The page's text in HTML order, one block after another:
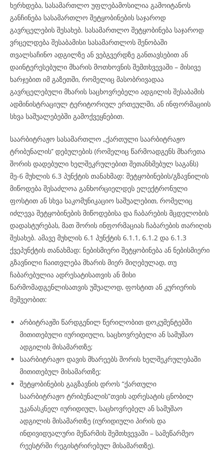
ხერხდება, სასამართლო უფლებამოსილია გამოიტანოს
განჩინება სასამართლო შეტყობინების საჯაროდ
გავრცელების შესახებ. სასამართლო შეტყობინება საჯაროდ
ვრცელდება შესაბამისი სასამართლოს შენობაში
თვალსაჩინო ადგილზე ან ვებგვერდზე განთავსებით ან
დაინტერესებული მხარის მოთხოვნის შემთხვევაში – მისივე
ხარჯებით იმ გაზეთში, რომელიც მასობრივადაა
გავრცელებული მხარის საცხოვრებელი ადგილის შესაბამის
ადმინისტრაციულ ტერიტორიულ ერთეულში, ან ინფორმაციის
სხვა საშუალებებში გამოქვეყნებით.
საარბიტრაჟო სასამართლო ,,ქართული საარბიტრაჟო
ტრიბუნალის’’ დებულების (რომელიც წარმოადგენს მხარეთა
შორის დადებული ხელშეკრულებით შეთანხმებულ საგანს)
მე-6 მუხლის 6.3 პუნქტის თანახმად: შეტყობინების/გზავნილის
მიწოდება შესაძლოა განხორციელდეს ელექტრონული
ფოსტით ან სხვა საკომუნიკაციო საშუალებით, რომელიც
იძლევა შეტყობინების მიწოდებისა და ჩაბარების მცდელობის
დადასტურებას, მათ შორის ინფორმაციას ჩაბარების თარიღის
შესახებ. ამავე მუხლის 6.1 პუნქტის 6.1.1, 6.1.2 და 6.1.3
ქვეპუნქტის თანახმად: ნებისმიერი შეტყობინება ან ნებისმიერი
გზავნილი ჩაითვლება მხარის მიერ მიღებულად, თუ
ჩაბარებულია ადრესატისათვის ან მისი
წარმომადგენლისათვის უშუალოდ, ფოსტით ან კურიერის
მეშვეობით:
არბიტრაჟში წარდგენილ წერილობით დოკუმენტებში
მითითებული იურიდიული, საცხოვრებელი ან სამუშაო
ადგილის მისამართზე;
საარბიტრაჟო დავის მხარეებს შორის ხელშეკრულებაში
მითითებულ მისამართზე;
შეტყობინების გაგზავნის დროს “ქართული
საარბიტრაჟო ტრიბუნალის”თვის ადრესატის ცნობილ
უკანასკნელ იურიდიულ, საცხოვრებელ ან სამუშაო
ადგილის მისამართზე (იურიდიული პირის და
ინდივიდუალური მეწარმის შემთხვევაში – სამეწარმეო
რეესტრში რეგისტრირებულ მისამართზე).